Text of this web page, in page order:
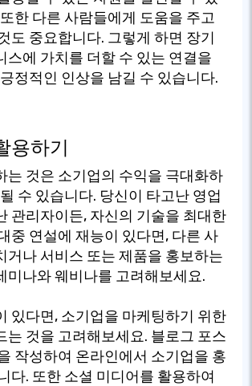
한 다른 사람들에게 도움을 주고
도 중요합니다. 그렇게 하면 장기
스에 가치를 더할 수 있는 연결을
정적인 인상을 남길 수 있습니다.
용하기
는 것은 소기업의 수익을 극대화하
수 있습니다. 당신이 타고난 영업
관리자이든, 자신의 기술을 최대한
중 연설에 재능이 있다면, 다른 사
거나 서비스 또는 제품을 홍보하는
미나와 웨비나를 고려해보세요.
있다면, 소기업을 마케팅하기 위한
는 것을 고려해보세요. 블로그 포스
작성하여 온라인에서 소기업을 홍
다. 또한 소셜 미디어를 활용하여